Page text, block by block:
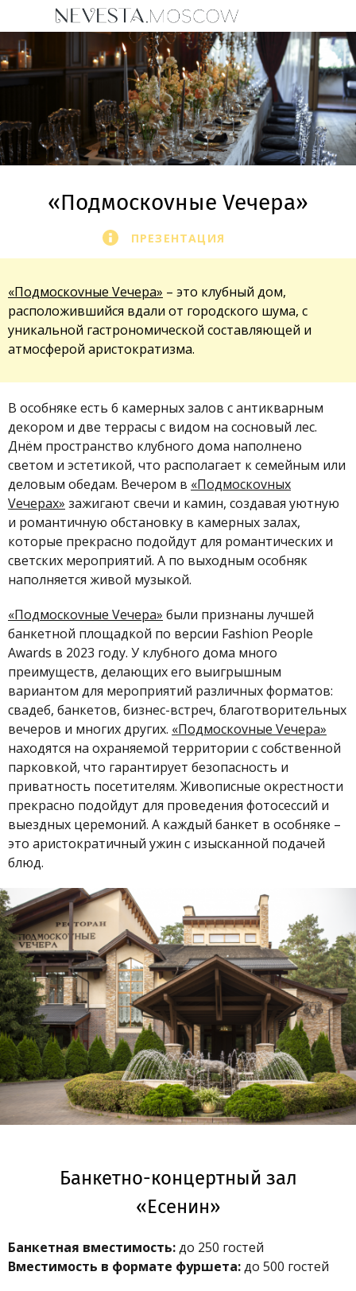
«Подмоскоvные Veчера»
ПРЕЗЕНТАЦИЯ
«Подмоскоvные Vечера» – это клубный дом,
расположившийся вдали от городского шума, с
уникальной гастрономической составляющей и
атмосферой аристократизма.
В особняке есть 6 камерных залов с антикварным
декором и две террасы с видом на сосновый лес.
Днём пространство клубного дома наполнено
светом и эстетикой, что располагает к семейным или
деловым обедам. Вечером в «Подмоскоvных
Vечерах» зажигают свечи и камин, создавая уютную
и романтичную обстановку в камерных залах,
которые прекрасно подойдут для романтических и
светских мероприятий. А по выходным особняк
наполняется живой музыкой.
«Подмоскоvные Vечера» были признаны лучшей
банкетной площадкой по версии Fashion People
Awards в 2023 году. У клубного дома много
преимуществ, делающих его выигрышным
вариантом для мероприятий различных форматов:
свадеб, банкетов, бизнес-встреч, благотворительных
вечеров и многих других. «Подмоскоvные Vечера»
находятся на охраняемой территории с собственной
парковкой, что гарантирует безопасность и
приватность посетителям. Живописные окрестности
прекрасно подойдут для проведения фотосессий и
выездных церемоний. А каждый банкет в особняке –
это аристократичный ужин с изысканной подачей
блюд.
Банкетно-концертный зал
«Есенин»
Банкетная вместимость:до 250 гостей
Вместимость в формате фуршета:до 500 гостей